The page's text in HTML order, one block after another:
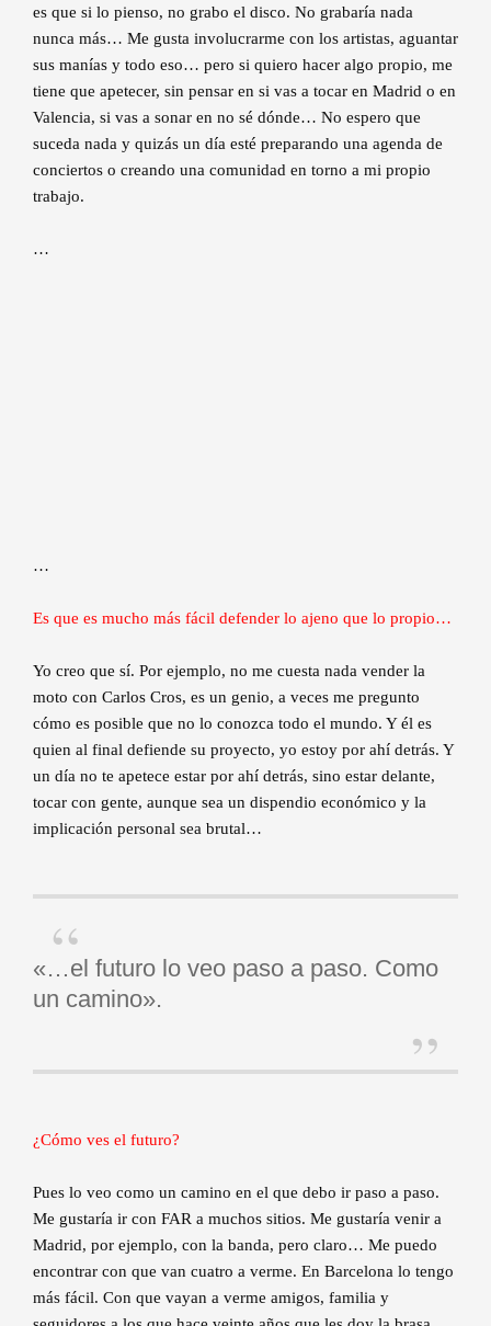
es que si lo pienso, no grabo el disco. No grabaría nada
nunca más… Me gusta involucrarme con los artistas, aguantar
sus manías y todo eso… pero si quiero hacer algo propio, me
tiene que apetecer, sin pensar en si vas a tocar en Madrid o en
Valencia, si vas a sonar en no sé dónde… No espero que
suceda nada y quizás un día esté preparando una agenda de
conciertos o creando una comunidad en torno a mi propio
trabajo.
…
…
Es que es mucho más fácil defender lo ajeno que lo propio…
Yo creo que sí. Por ejemplo, no me cuesta nada vender la
moto con Carlos Cros, es un genio, a veces me pregunto
cómo es posible que no lo conozca todo el mundo. Y él es
quien al final defiende su proyecto, yo estoy por ahí detrás. Y
un día no te apetece estar por ahí detrás, sino estar delante,
tocar con gente, aunque sea un dispendio económico y la
implicación personal sea brutal…
«…el futuro lo veo paso a paso. Como
un camino».
¿Cómo ves el futuro?
Pues lo veo como un camino en el que debo ir paso a paso.
Me gustaría ir con FAR a muchos sitios. Me gustaría venir a
Madrid, por ejemplo, con la banda, pero claro… Me puedo
encontrar con que van cuatro a verme. En Barcelona lo tengo
más fácil. Con que vayan a verme amigos, familia y